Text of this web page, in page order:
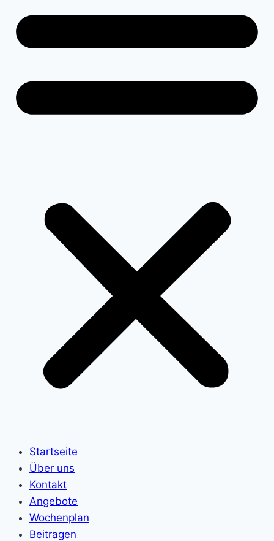
Startseite
Über uns
Kontakt
Angebote
Wochenplan
Beitragen